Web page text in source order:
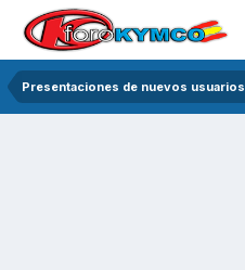
Presentaciones de nuevos usuarios